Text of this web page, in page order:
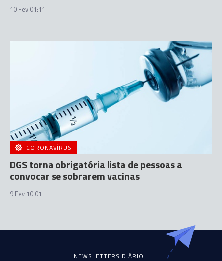
10 Fev 01:11
CORONAVÍRUS
DGS torna obrigatória lista de pessoas a
convocar se sobrarem vacinas
9 Fev 10:01
NEWSLETTERS DIÁRIO